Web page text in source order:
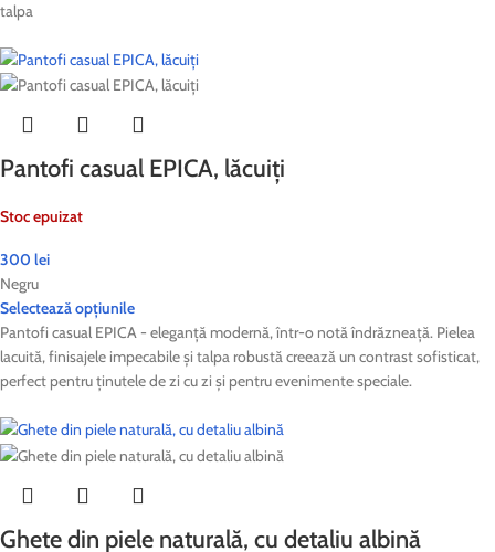
talpa
Pantofi casual EPICA, lăcuiți
Stoc epuizat
300 lei
Negru
Selectează opțiunile
Pantofi casual EPICA - eleganță modernă, într-o notă îndrăzneață. Pielea
lacuită, finisajele impecabile și talpa robustă creează un contrast sofisticat,
perfect pentru ținutele de zi cu zi și pentru evenimente speciale.
Ghete din piele naturală, cu detaliu albină